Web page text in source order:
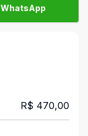
WhatsApp
R$ 470,00